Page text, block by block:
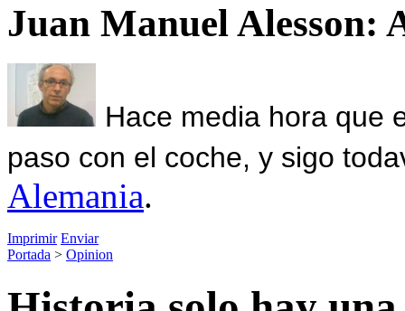
Juan Manuel Alesson:
Hace media hora que
paso con el coche, y sigo
Alemania.
Imprimir Enviar
Portada > Opinion